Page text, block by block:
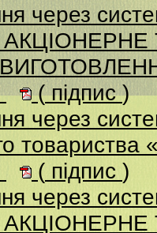
через
(підпис)
через
( підпис )
через